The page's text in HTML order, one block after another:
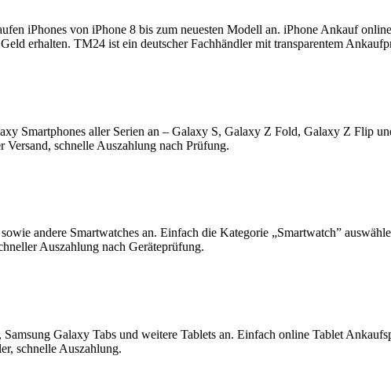
iPhones von iPhone 8 bis zum neuesten Modell an. iPhone Ankauf
erhalten. TM24 ist ein deutscher Fachhändler mit transparentem
Smartphones aller Serien an – Galaxy S, Galaxy Z Fold, Galaxy Z Flip
schnelle Auszahlung nach Prüfung.
andere Smartwatches an. Einfach die Kategorie „Smartwatch”
Auszahlung nach Geräteprüfung.
Galaxy Tabs und weitere Tablets an. Einfach online Tablet
schnelle Auszahlung.